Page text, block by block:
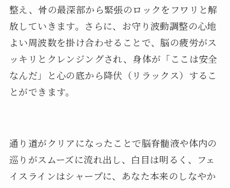
整え、骨の最深部から緊張のロックをフワリと解
放していきます。さらに、お守り波動調整の心地
よい周波数を掛け合わせることで、脳の疲労がス
ッキリとクレンジングされ、身体が「ここは安全
なんだ」と心の底から降伏（リラックス）するこ
とができます。
通り道がクリアになったことで脳脊髄液や体内の
巡りがスムーズに流れ出し、白目は明るく、フェ
イスラインはシャープに、あなた本来のしなやか